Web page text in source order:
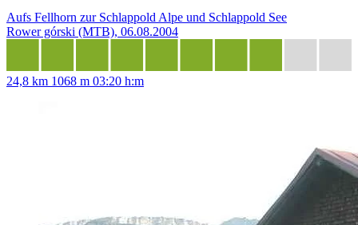
Aufs Fellhorn zur Schlappold Alpe und Schlappold See
Rower górski (MTB), 06.08.2004
24,8 km 1068 m 03:20 h:m